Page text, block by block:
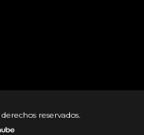
reservados.